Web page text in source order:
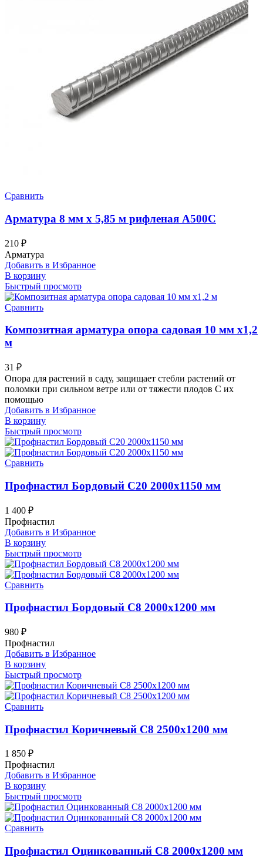
Сравнить
Арматура 8 мм х 5,85 м рифленая А500С
210 ₽
Арматура
Добавить в Избранное
В корзину
Быстрый просмотр
Сравнить
Композитная арматура опора садовая 10 мм х1,2
м
31 ₽
Опора для растений в саду, защищает стебли растений от
поломки при сильном ветре или от тяжести плодов С их
помощью
Добавить в Избранное
В корзину
Быстрый просмотр
Сравнить
Профнастил Бордовый С20 2000х1150 мм
1 400 ₽
Профнастил
Добавить в Избранное
В корзину
Быстрый просмотр
Сравнить
Профнастил Бордовый С8 2000х1200 мм
980 ₽
Профнастил
Добавить в Избранное
В корзину
Быстрый просмотр
Сравнить
Профнастил Коричневый С8 2500х1200 мм
1 850 ₽
Профнастил
Добавить в Избранное
В корзину
Быстрый просмотр
Сравнить
Профнастил Оцинкованный С8 2000х1200 мм